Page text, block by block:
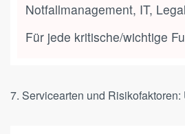
Notfallmanagement, IT, Legal
Für jede kritische/wichtige
7. Servicearten und